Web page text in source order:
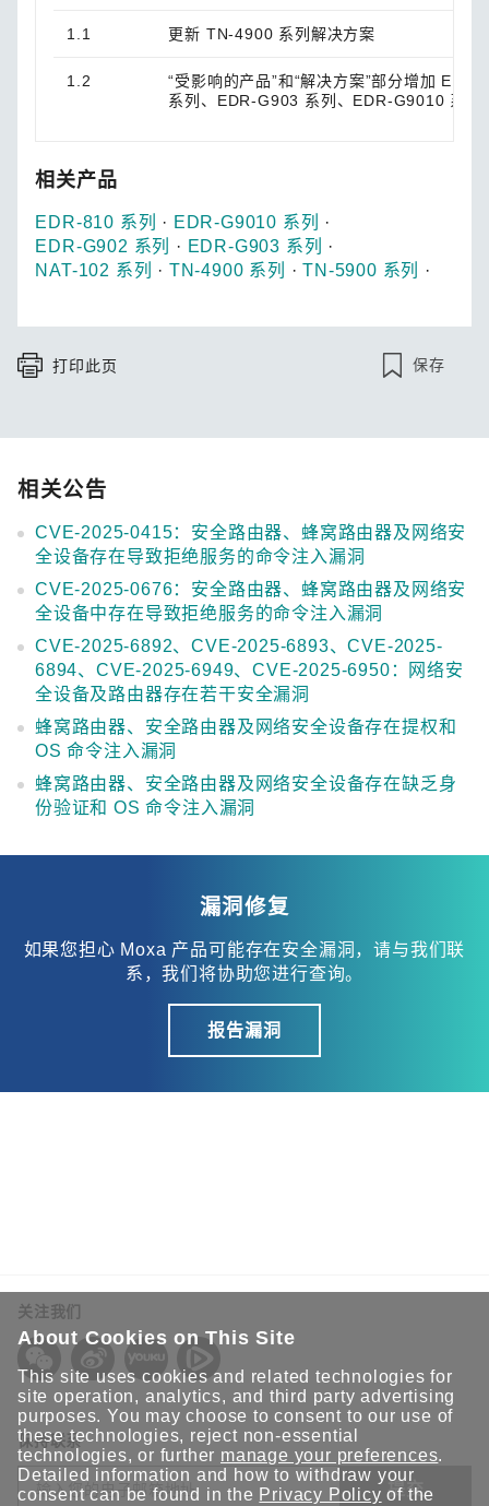
1.1 更新 TN-4900 系列解决方案
1.2
“受影响的产品”和“解决方案”部分增加
系列、EDR-G903 系列、EDR-G9010 系列
相关产品
EDR-810 系列 · EDR-G9010 系列
·
EDR-G902 系列
· EDR-G903 系列
·
NAT-102 系列
· TN-4900 系列 ·TN-5900 系列 ·
打印此页 保存
相关公告
CVE-2025-0415：安全路由器、蜂窝路由器及网络安
全设备存在导致拒绝服务的命令注入漏洞
CVE-2025-0676：安全路由器、蜂窝路由器及网络安
全设备中存在导致拒绝服务的命令注入漏洞
CVE-2025-6892、CVE-2025-6893、CVE-2025-
6894、CVE-2025-6949、CVE-2025-6950：网络安
全设备及路由器存在若干安全漏洞
蜂窝路由器、安全路由器及网络安全设备存在提权和
OS 命令注入漏洞
蜂窝路由器、安全路由器及网络安全设备存在缺乏身
份验证和 OS 命令注入漏洞
漏洞修复
如果您担心 Moxa 产品可能存在安全漏洞，请与我们联
系，我们将协助您进行查询。
报告漏洞
关注我们
保持联系
提交
About Cookies on This Site
This site uses cookies and related technologies for
site operation, analytics, and third party advertising
purposes. You may choose to consent to our use of
these technologies, reject non-essential
technologies, or further manage your preferences.
Detailed information and how to withdraw your
consent can be found in the Privacy Policy of the